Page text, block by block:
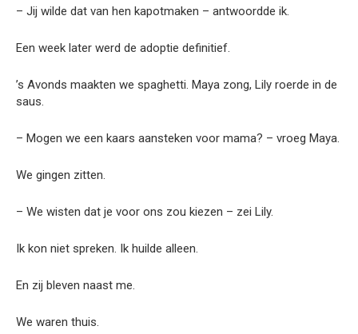
– Jij wilde dat van hen kapotmaken – antwoordde ik.
Een week later werd de adoptie definitief.
’s Avonds maakten we spaghetti. Maya zong, Lily roerde in de
saus.
– Mogen we een kaars aansteken voor mama? – vroeg Maya.
We gingen zitten.
– We wisten dat je voor ons zou kiezen – zei Lily.
Ik kon niet spreken. Ik huilde alleen.
En zij bleven naast me.
We waren thuis.